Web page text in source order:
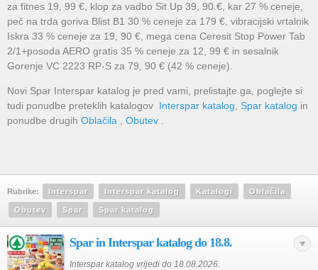
za fitnes 19, 99 €, klop za vadbo Sit Up 39, 90 €, kar 27 % ceneje,
peč na trda goriva Blist B1 30 % ceneje za 179 €, vibracijski vrtalnik
Iskra 33 % ceneje za 19, 90 €, mega cena Ceresit Stop Power Tab
2/1+posoda AERO gratis 35 % ceneje za 12, 99 € in sesalnik
Gorenje VC 2223 RP-S za 79, 90 € (42 % ceneje).
Novi Spar Interspar katalog je pred vami, prelistajte ga, poglejte si
tudi ponudbe preteklih katalogov Interspar katalog Spar katalog in
ponudbe drugih Oblačila Obutev
Rubrike: Interspar Interspar katalog Katalogi Oblačila
Obutev Spar Spar katalog
Spar in Interspar katalog do 18.8.
Interspar katalog vrijedi do 18.08.2026.